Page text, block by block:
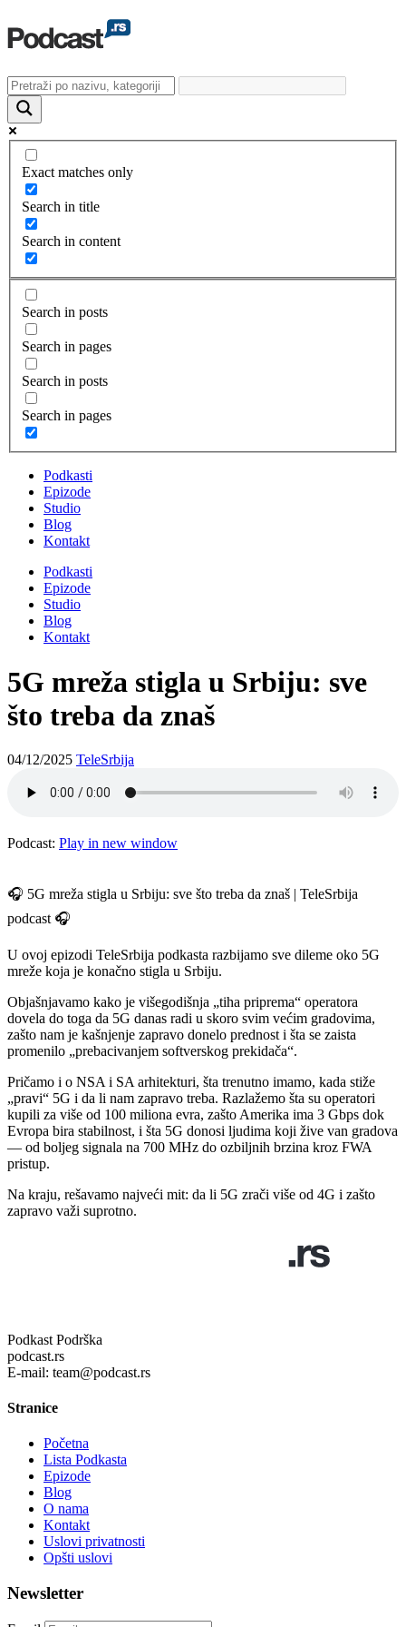
Exact matches only
Search in title
Search in content
Search in posts
Search in pages
Search in posts
Search in pages
Podkasti
Epizode
Studio
Blog
Kontakt
Podkasti
Epizode
Studio
Blog
Kontakt
5G mreža stigla u Srbiju: sve
što treba da znaš
04/12/2025 TeleSrbija
Podcast: Play in new window
🎧 5G mreža stigla u Srbiju: sve što treba da znaš | TeleSrbija
podcast 🎧
U ovoj epizodi TeleSrbija podkasta razbijamo sve dileme oko 5G
mreže koja je konačno stigla u Srbiju.
Objašnjavamo kako je višegodišnja „tiha priprema“ operatora
dovela do toga da 5G danas radi u skoro svim većim gradovima,
zašto nam je kašnjenje zapravo donelo prednost i šta se zaista
promenilo „prebacivanjem softverskog prekidača“.
Pričamo i o NSA i SA arhitekturi, šta trenutno imamo, kada stiže
„pravi“ 5G i da li nam zapravo treba. Razlažemo šta su operatori
kupili za više od 100 miliona evra, zašto Amerika ima 3 Gbps dok
Evropa bira stabilnost, i šta 5G donosi ljudima koji žive van gradova
— od boljeg signala na 700 MHz do ozbiljnih brzina kroz FWA
pristup.
Na kraju, rešavamo najveći mit: da li 5G zrači više od 4G i zašto
zapravo važi suprotno.
Podkast Podrška
podcast.rs
E-mail: team@podcast.rs
Stranice
Početna
Lista Podkasta
Epizode
Blog
O nama
Kontakt
Uslovi privatnosti
Opšti uslovi
Newsletter